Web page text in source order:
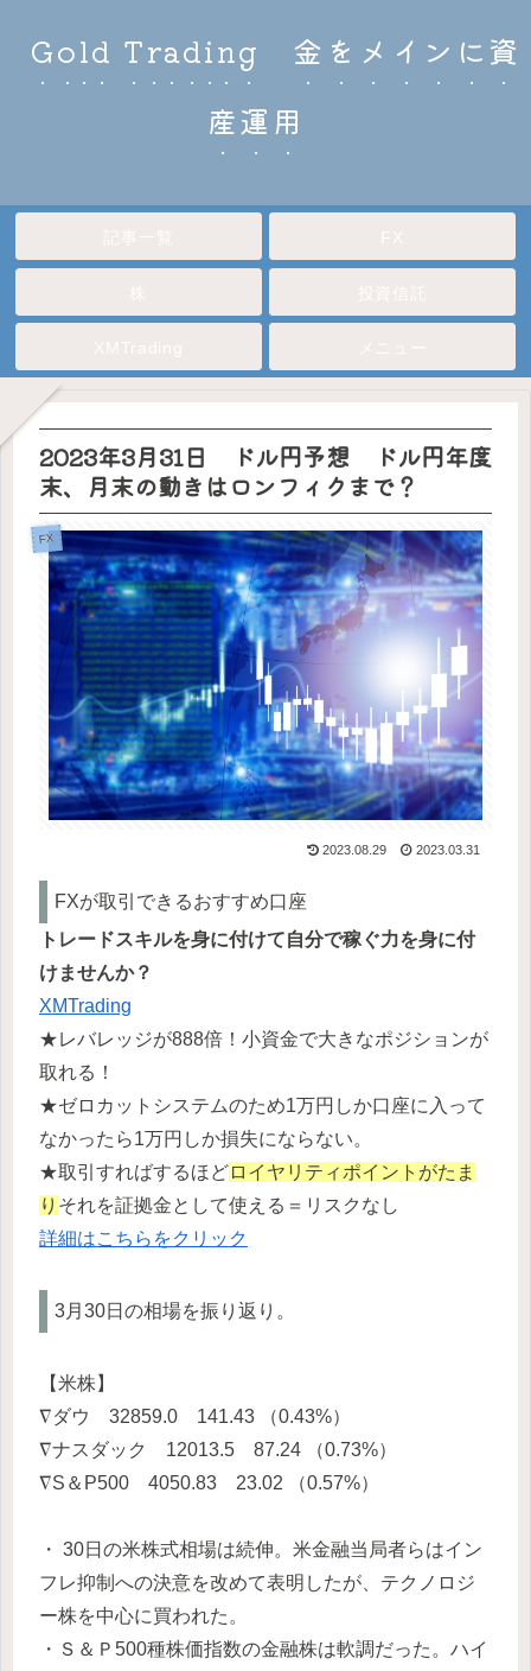
Gold Trading 金をメインに資
産運用
2023年3月31日 ドル円予想 ドル円年度
末、月末の動きはロンフィクまで？
FX
2023.08.29 2023.03.31
FXが取引できるおすすめ口座
トレードスキルを身に付けて自分で稼ぐ力を身に付
けませんか？
XMTrading
★レバレッジが888倍！小資金で大きなポジションが
取れる！
★ゼロカットシステムのため1万円しか口座に入って
なかったら1万円しか損失にならない。
★取引すればするほどロイヤリティポイントがたま
り それを証拠金として使える＝リスクなし
詳細はこちらをクリック
3月30日の相場を振り返り。
【米株】
∇ダウ 32859.0 141.43 （0.43%）
∇ナスダック 12013.5 87.24 （0.73%）
∇S＆P500 4050.83 23.02 （0.57%）
・ 30日の米株式相場は続伸。米金融当局者らはイン
フレ抑制への決意を改めて表明したが、テクノロジ
ー株を中心に買われた。
・Ｓ＆Ｐ500種株価指数の金融株は軟調だった。ハイ